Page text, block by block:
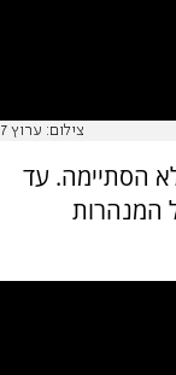
צילום: ערוץ 7
הסתיימה. עד
המנהרות